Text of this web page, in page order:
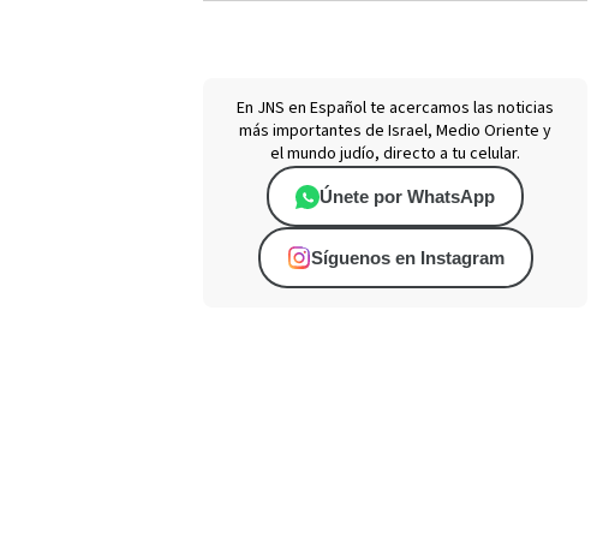
En JNS en Español te acercamos las noticias
más importantes de Israel, Medio Oriente y
el mundo judío, directo a tu celular.
Únete por WhatsApp
Síguenos en Instagram